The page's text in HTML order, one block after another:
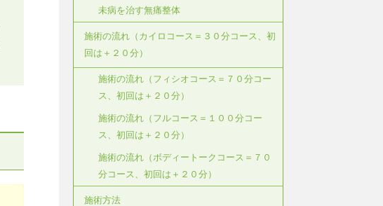
未病を治す無痛整体
施術の流れ（カイロコース＝３０分コース、初
回は＋２０分）
施術の流れ（フィシオコース＝７０分コー
ス、初回は＋２０分）
施術の流れ（フルコース＝１００分コー
ス、初回は＋２０分）
施術の流れ（ボディートークコース＝７０
分コース、初回は＋２０分）
施術方法